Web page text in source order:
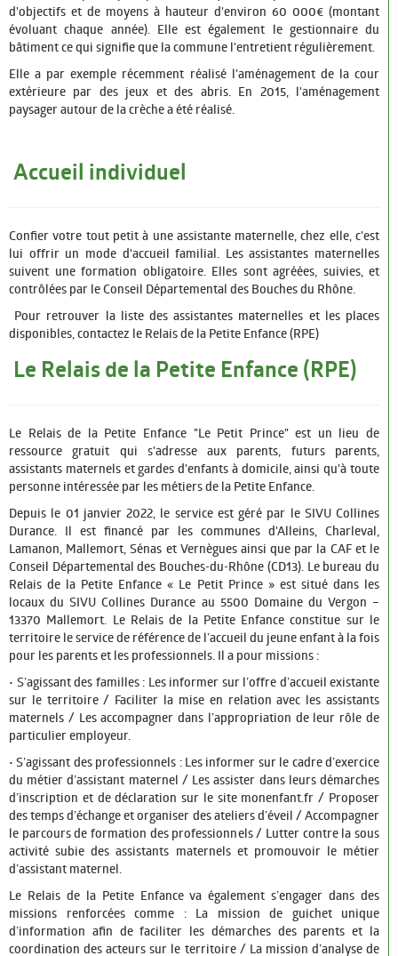
d'objectifs et de moyens à hauteur d'environ 60 000€ (montant
évoluant chaque année). Elle est également le gestionnaire du
bâtiment ce qui signifie que la commune l'entretient régulièrement.
Elle a par exemple récemment réalisé l'aménagement de la cour
extérieure par des jeux et des abris. En 2015, l'aménagement
paysager autour de la crèche a été réalisé.
Accueil individuel
Confier votre tout petit à une assistante maternelle, chez elle, c'est
lui offrir un mode d'accueil familial. Les assistantes maternelles
suivent une formation obligatoire. Elles sont agréées, suivies, et
contrôlées par le Conseil Départemental des Bouches du Rhône.
Pour retrouver la liste des assistantes maternelles et les places
disponibles, contactez le Relais de la Petite Enfance (RPE)
Le Relais de la Petite Enfance (RPE)
Le Relais de la Petite Enfance "Le Petit Prince" est un lieu de
ressource gratuit qui s'adresse aux parents, futurs parents,
assistants maternels et gardes d'enfants à domicile, ainsi qu'à toute
personne intéressée par les métiers de la Petite Enfance.
Depuis le 01 janvier 2022, le service est géré par le SIVU Collines
Durance. Il est financé par les communes d'Alleins, Charleval,
Lamanon, Mallemort, Sénas et Vernègues ainsi que par la CAF et le
Conseil Départemental des Bouches-du-Rhône (CD13). Le bureau du
Relais de la Petite Enfance « Le Petit Prince » est situé dans les
locaux du SIVU Collines Durance au 5500 Domaine du Vergon –
13370 Mallemort. Le Relais de la Petite Enfance constitue sur le
territoire le service de référence de l’accueil du jeune enfant à la fois
pour les parents et les professionnels. Il a pour missions :
• S’agissant des familles : Les informer sur l’offre d’accueil existante
sur le territoire / Faciliter la mise en relation avec les assistants
maternels / Les accompagner dans l’appropriation de leur rôle de
particulier employeur.
• S’agissant des professionnels : Les informer sur le cadre d’exercice
du métier d’assistant maternel / Les assister dans leurs démarches
d’inscription et de déclaration sur le site monenfant.fr / Proposer
des temps d’échange et organiser des ateliers d’éveil / Accompagner
le parcours de formation des professionnels / Lutter contre la sous
activité subie des assistants maternels et promouvoir le métier
d’assistant maternel.
Le Relais de la Petite Enfance va également s’engager dans des
missions renforcées comme : La mission de guichet unique
d’information afin de faciliter les démarches des parents et la
coordination des acteurs sur le territoire / La mission d’analyse de